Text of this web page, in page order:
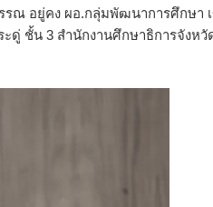
รณ อยู่คง ผอ.กลุ่มพัฒนาการศึกษา
ชั้น 3 สำนักงานศึกษาธิการจังหวั